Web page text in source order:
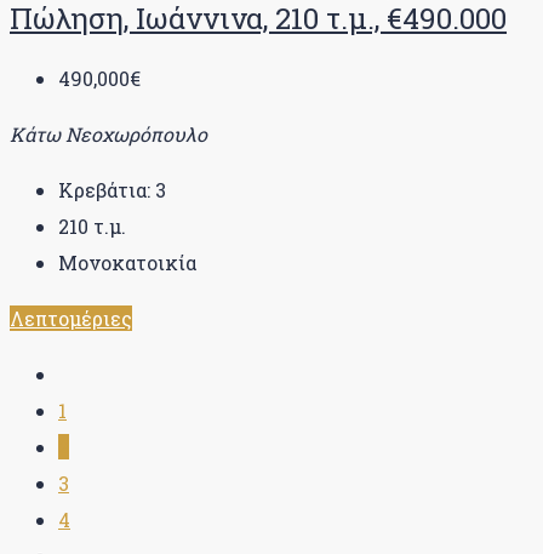
Πώληση, Ιωάννινα, 210 τ.μ., €490.000
490,000€
Κάτω Νεοχωρόπουλο
Κρεβάτια: 3
210 τ.μ.
Μονοκατοικία
Λεπτομέριες
1
3
4